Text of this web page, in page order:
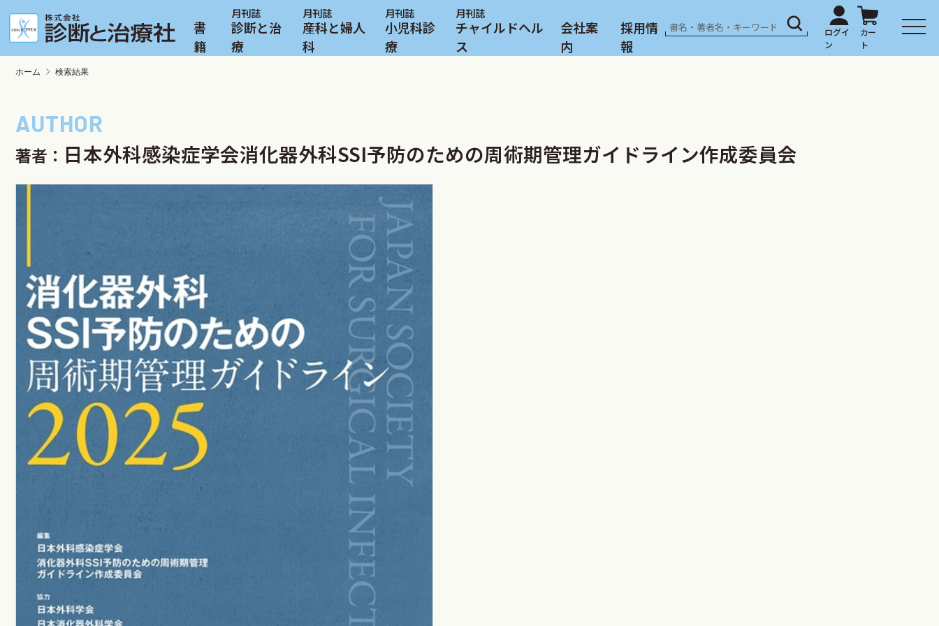
書
籍
診断と治
療
産科と婦人
科
小児科診
療
チャイルドヘル
ス
会社案
内
採用情
報
ホーム 検索結果
著者： 日本外科感染症学会消化器外科SSI予防のための周術期管理ガイドライン作成委員会